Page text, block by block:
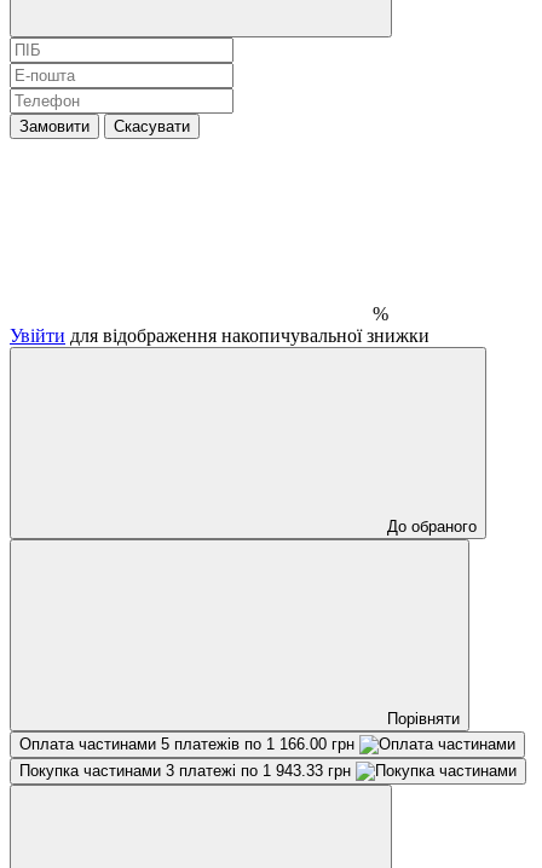
Замовити Скасувати
%
Увійти для відображення накопичувальної знижки
До обраного
Порівняти
Оплата частинами 5 платежів по 1 166.00 грн
Покупка частинами 3 платежі по 1 943.33 грн